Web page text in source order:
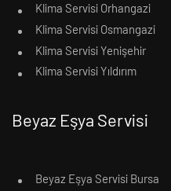
Klima Servisi Orhangazi
Klima Servisi Osmangazi
Klima Servisi Yenişehir
Klima Servisi Yıldırım
Beyaz Eşya Servisi
Beyaz Eşya Servisi Bursa